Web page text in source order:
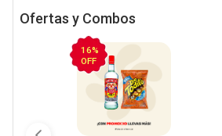
Ofertas y Combos
16%
OFF